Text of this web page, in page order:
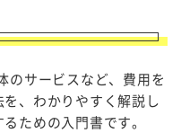
サービスなど、費用を
、わかりやすく解説し
ための入門書です。